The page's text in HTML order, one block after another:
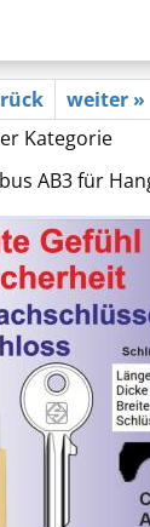
weiter »
Kategorie
AB3 für